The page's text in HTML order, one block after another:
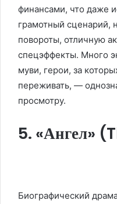
финансами, что даже
грамотный
повороты, отличную
спецэффекты. Много
муви, герои, за
переживать, —
просмотру.
5. «Ангел»
Биографический